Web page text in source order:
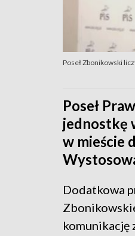
Poseł Zbonikowski
Poseł
jednostkę
w mieście
Dodatkowa
komunikację